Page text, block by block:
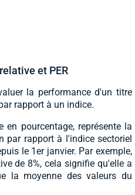
et PER
la performance d'un titre
rapport à un indice.
en pourcentage, représente la
par rapport à l'indice sectoriel
le 1er janvier. Par exemple,
de 8%, cela signifie qu'elle a
la moyenne des valeurs du